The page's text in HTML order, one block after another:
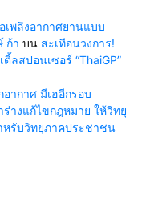
เพลิงอากาศยานแบบ
ก้า บน สะเทือนวงการ!
ลสปอนเซอร์ “ThaiGP”
ากาศ มีเฮอีกรอบ
างแก้ไขกฎหมาย ให้วิทยุ
รับวิทยุภาคประชาชน